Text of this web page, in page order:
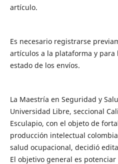
artículo.
Es necesario registrarse
artículos a la plataforma y
estado de los envíos.
La Maestría en Seguridad y
Universidad Libre, seccional
Esculapio, con el objeto de
producción intelectual
salud ocupacional, decidió
El objetivo general es